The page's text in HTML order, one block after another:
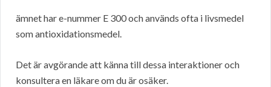
ämnet har e-nummer E 300 och används ofta i livsmedel
som antioxidationsmedel.
Det är avgörande att känna till dessa interaktioner och
konsultera en läkare om du är osäker.